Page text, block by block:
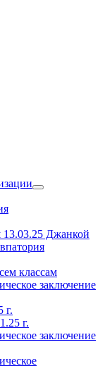
13.03.25 Джанкой
классам
заключение
г.
г.
заключение